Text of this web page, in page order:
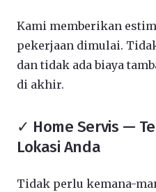
Kami memberikan
pekerjaan dimulai.
dan tidak ada biaya
di akhir.
✓ Home Servis —
Lokasi Anda
Tidak perlu kemana-